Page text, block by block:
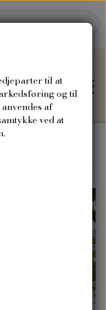
til at
og til
af
ved at